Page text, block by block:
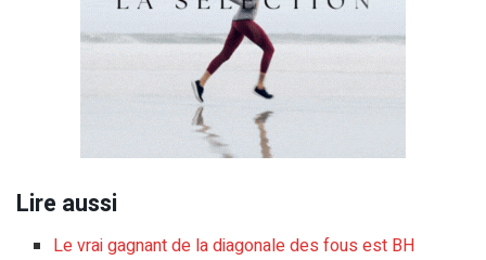
Lire aussi
Le vrai gagnant de la diagonale des fous est BH